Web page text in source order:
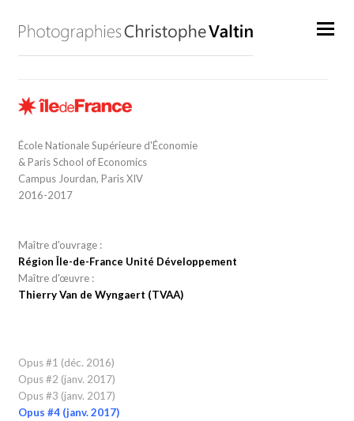
École Nationale Supérieure d'Économie
& Paris School of Economics
Campus Jourdan, Paris XIV
2016-2017
Maître d'ouvrage :
Région Île-de-France Unité Développement
Maître d'œuvre :
Thierry Van de Wyngaert (TVAA)
Opus #1 (déc. 2016)
Opus #2 (janv. 2017)
Opus #3 (janv. 2017)
Opus #4 (janv. 2017)